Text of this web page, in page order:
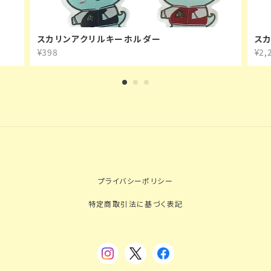
スカリンアクリルキーホルダー
¥398
ス
プライバシーポリシー
特定商取引法に基づく表記